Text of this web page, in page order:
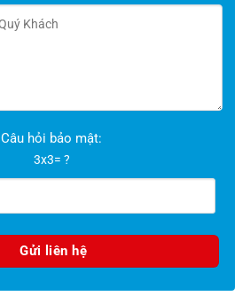
Câu hỏi bảo mật:
3x3= ?